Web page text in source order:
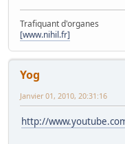
Trafiquant d'organes
[www.nihil.fr]
Yog
Janvier 01, 2010, 20:31:16
http://